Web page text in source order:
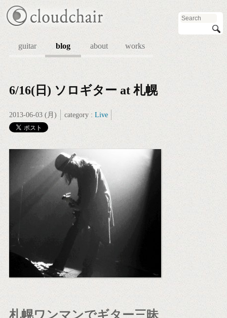
guitar blog about works
6/16(日) ソロギター at 札幌
2013-06-03 (月) category : Live
札幌ワンマンでギター三昧